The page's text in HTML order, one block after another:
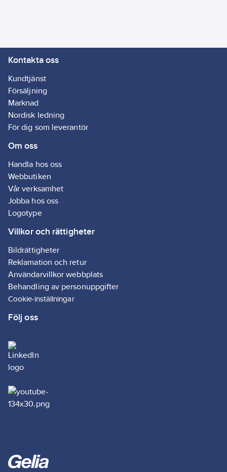
Kontakta oss
Kundtjänst
Försäljning
Marknad
Nordisk ledning
För dig som leverantör
Om oss
Handla hos oss
Webbutiken
Vår verksamhet
Jobba hos oss
Logotype
Villkor och rättigheter
Bildrättigheter
Reklamation och retur
Användarvillkor webbplats
Behandling av personuppgifter
Cookie-inställningar
Följ oss